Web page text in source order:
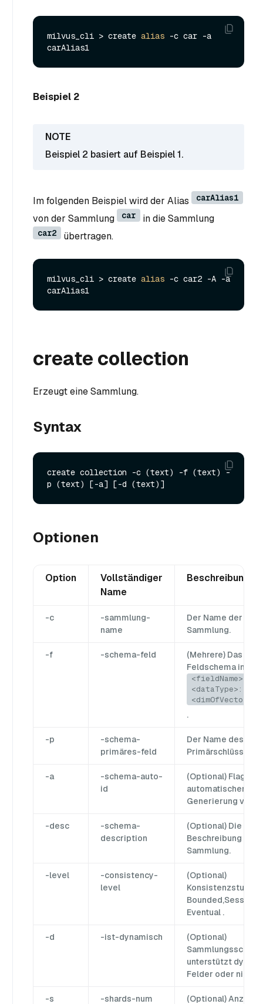
milvus_cli > create alias -c car -a
Beispiel 2
Beispiel 2 basiert auf Beispiel 1.
Im folgenden Beispiel wird der Alias carAlias1
von der Sammlung car in die Sammlung
car2 übertragen.
milvus_cli > create alias -c car2 -A -a
create collection
Erzeugt eine Sammlung.
Syntax
create collection -c (text) -f (text) -
Optionen
Option
Vollständiger
Name
Beschreibung
-c
-sammlung-
name
Der Name der
Sammlung.
-f -schema-feld
(Mehrere) Das
Feldschema im
<fieldName>:
<dataType>:
<dimOfVector/
.
-p
-schema-
primäres-feld
Der Name des
-a
-schema-auto-
id
(Optional) Flag zur
automatischen
Generierung von
-desc
-schema-
description
(Optional) Die
Beschreibung der
Sammlung.
-level
-consistency-
level
(Optional)
Konsistenzstufe:
Eventual .
-d -ist-dynamisch
(Optional)
unterstützt
Felder oder nicht.
-s -shards-num (Optional) Anzahl